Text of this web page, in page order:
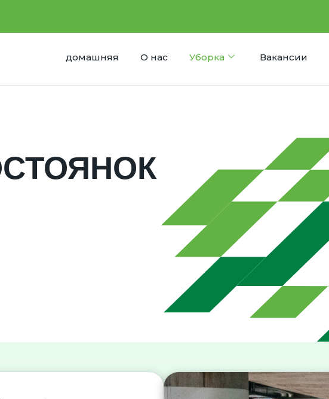
домашняя О нас Уборка Вакансии
ОЯНОК